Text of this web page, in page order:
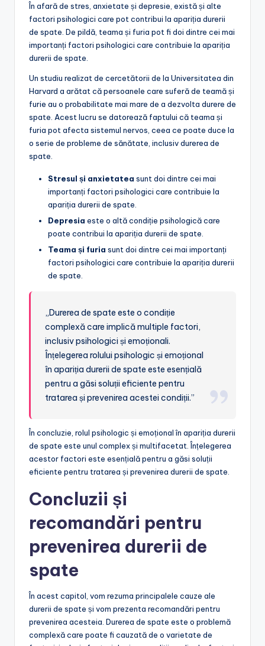
În afară de stres, anxietate și depresie, există și alte
factori psihologici care pot contribui la apariția durerii
de spate. De pildă, teama și furia pot fi doi dintre cei mai
importanți factori psihologici care contribuie la apariția
durerii de spate.
Un studiu realizat de cercetătorii de la Universitatea din
Harvard a arătat că persoanele care suferă de teamă și
furie au o probabilitate mai mare de a dezvolta durere de
spate. Acest lucru se datorează faptului că teama și
furia pot afecta sistemul nervos, ceea ce poate duce la
o serie de probleme de sănătate, inclusiv durerea de
spate.
Stresul și anxietatea sunt doi dintre cei mai
importanți factori psihologici care contribuie la
apariția durerii de spate.
Depresia este o altă condiție psihologică care
poate contribui la apariția durerii de spate.
Teama și furia sunt doi dintre cei mai importanți
factori psihologici care contribuie la apariția durerii
de spate.
„Durerea de spate este o condiție
complexă care implică multiple factori,
inclusiv psihologici și emoționali.
Înțelegerea rolului psihologic și emoțional
în apariția durerii de spate este esențială
pentru a găsi soluții eficiente pentru
tratarea și prevenirea acestei condiții.”
În concluzie, rolul psihologic și emoțional în apariția durerii
de spate este unul complex și multifacetat. Înțelegerea
acestor factori este esențială pentru a găsi soluții
eficiente pentru tratarea și prevenirea durerii de spate.
Concluzii și
recomandări pentru
prevenirea durerii de
spate
În acest capitol, vom rezuma principalele cauze ale
durerii de spate și vom prezenta recomandări pentru
prevenirea acesteia. Durerea de spate este o problemă
complexă care poate fi cauzată de o varietate de